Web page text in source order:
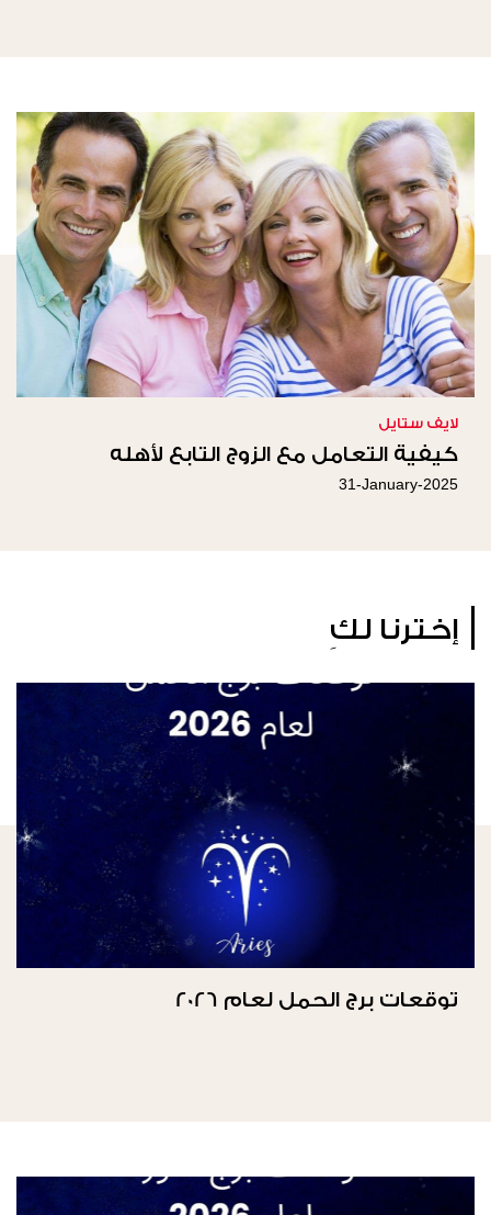
لايف ستايل
كيفية التعامل مع الزوج التابع لأهله
31-January-2025
إخترنا لكِ
توقعات برج الحمل لعام 2026